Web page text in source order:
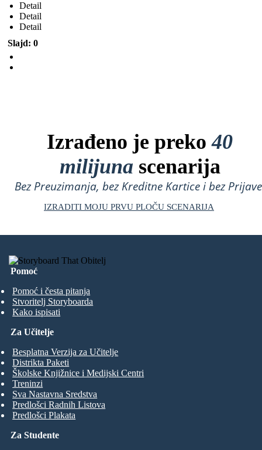
Detail
Detail
Detail
Slajd: 0
Izrađeno je preko40
milijuna scenarija
Bez Preuzimanja, bez Kreditne Kartice i bez
IZRADITI MOJU PRVU PLOČU SCENARIJA
Pomoć
Pomoć i česta pitanja
Stvoritelj Storyboarda
Kako ispisati
Za Studente
Za Učitelje
Besplatna Verzija za Učitelje
Distrikta Paketi
Školske Knjižnice i Medijski Centri
Treninzi
Sva Nastavna Sredstva
Predlošci Radnih Listova
Predlošci Plakata